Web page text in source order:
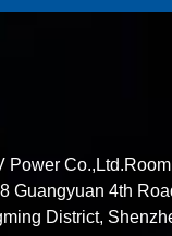
Power
Guangyuan 4th
District,